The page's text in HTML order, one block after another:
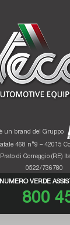
è un brand del Gruppo
468 n°9 – 42015
di Correggio (RE)
0522/736780
-
- Cap. Soc. Euro
NUMERO VERDE
800